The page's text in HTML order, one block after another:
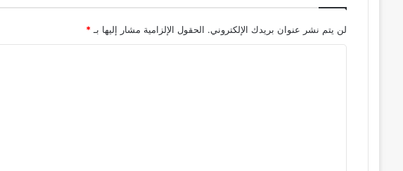
لن يتم نشر عنوان بريدك الإلكتروني. الحقول الإلزامية مشار إليها بـ *